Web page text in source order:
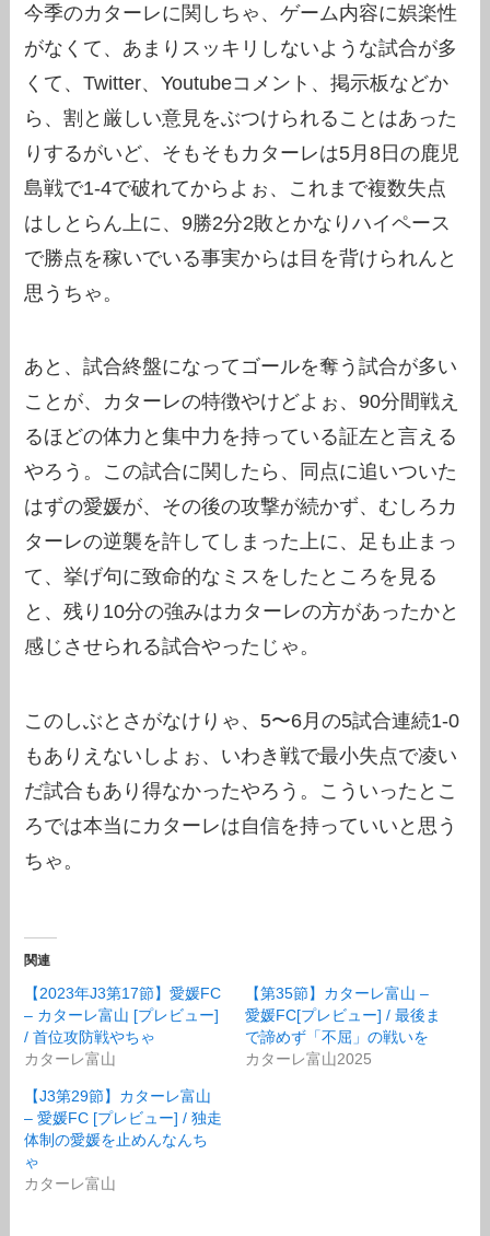
今季のカターレに関しちゃ、ゲーム内容に娯楽性
がなくて、あまりスッキリしないような試合が多
くて、Twitter、Youtubeコメント、掲示板などか
ら、割と厳しい意見をぶつけられることはあった
りするがいど、そもそもカターレは5月8日の鹿児
島戦で1-4で破れてからよぉ、これまで複数失点
はしとらん上に、9勝2分2敗とかなりハイペース
で勝点を稼いでいる事実からは目を背けられんと
思うちゃ。
あと、試合終盤になってゴールを奪う試合が多い
ことが、カターレの特徴やけどよぉ、90分間戦え
るほどの体力と集中力を持っている証左と言える
やろう。この試合に関したら、同点に追いついた
はずの愛媛が、その後の攻撃が続かず、むしろカ
ターレの逆襲を許してしまった上に、足も止まっ
て、挙げ句に致命的なミスをしたところを見る
と、残り10分の強みはカターレの方があったかと
感じさせられる試合やったじゃ。
このしぶとさがなけりゃ、5〜6月の5試合連続1-0
もありえないしよぉ、いわき戦で最小失点で凌い
だ試合もあり得なかったやろう。こういったとこ
ろでは本当にカターレは自信を持っていいと思う
ちゃ。
関連
【2023年J3第17節】愛媛FC
– カターレ富山 [プレビュー]
/ 首位攻防戦やちゃ
カターレ富山
【第35節】カターレ富山 –
愛媛FC[プレビュー] / 最後ま
で諦めず「不屈」の戦いを
カターレ富山2025
【J3第29節】カターレ富山
– 愛媛FC [プレビュー] / 独走
体制の愛媛を止めんなんち
ゃ
カターレ富山